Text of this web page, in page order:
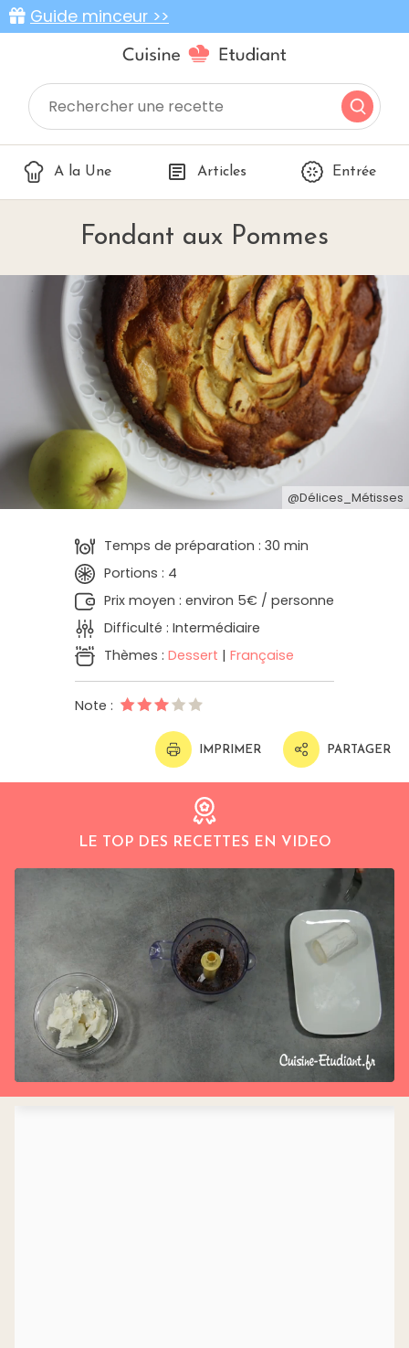
Guide minceur >>
A la Une Articles Entrée
Fondant aux Pommes
@Délices_Métisses
Temps de préparation : 30 min
Portions : 4
Prix moyen : environ 5€ / personne
Difficulté : Intermédiaire
Thèmes : Dessert | Française
Note :
IMPRIMER PARTAGER
LE TOP DES RECETTES EN VIDEO